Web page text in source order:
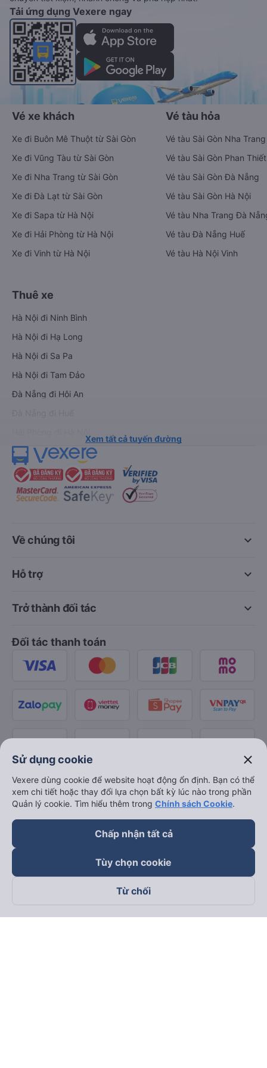
Tải ứng dụng Vexere ngay
Vé xe khách
Xe đi Buôn Mê Thuột từ Sài Gòn
Xe đi Vũng Tàu từ Sài Gòn
Xe đi Nha Trang từ Sài Gòn
Xe đi Đà Lạt từ Sài Gòn
Xe đi Sapa từ Hà Nội
Xe đi Hải Phòng từ Hà Nội
Xe đi Vinh từ Hà Nội
Vé tàu hỏa
Vé tàu Sài Gòn Nha Trang
Vé tàu Sài Gòn Phan Thiết
Vé tàu Sài Gòn Đà Nẵng
Vé tàu Sài Gòn Hà Nội
Vé tàu Nha Trang Đà
Vé tàu Đà Nẵng Huế
Vé tàu Hà Nội Vinh
Thuê xe
Hà Nội đi Ninh Bình
Hà Nội đi Hạ Long
Hà Nội đi Sa Pa
Hà Nội đi Tam Đảo
Đà Nẵng đi Hội An
Xem tất cả tuyến đường
keyboard_arrow_down
Về chúng tôi
keyboard_arrow_down
Hỗ trợ
keyboard_arrow_down
Trở thành đối tác
Đối tác thanh toán
Theo dõi chúng tôi trên
Sử dụng cookie close
Vexere dùng cookie để website hoạt động ổn định. Bạn có thể
xem chi tiết hoặc thay đổi lựa chọn bất kỳ lúc nào trong phần
Quản lý cookie. Tìm hiểu thêm trong Chính sách Cookie.
Chấp nhận tất cả
Tùy chọn cookie
Từ chối